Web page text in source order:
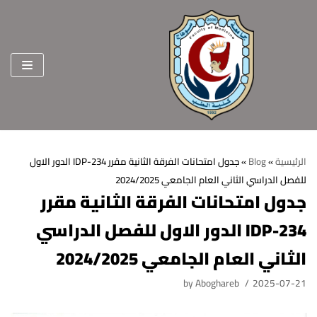
الرئيسية
عن الكلية
الرؤية والرسالة
الاهداف الاستراتيجية
الأقسام العلمية
قطاعات الكلية
الرئيسية»
Blog
»
جدول امتحانات الفرقة الثانية مقرر IDP-234 الدور الاول
للفصل الدراسي الثاني العام الجامعي 2024/2025
جدول امتحانات الفرقة الثانية مقرر
IDP-234 الدور الاول للفصل الدراسي
الثاني العام الجامعي 2024/2025
byAboghareb 2025-07-21